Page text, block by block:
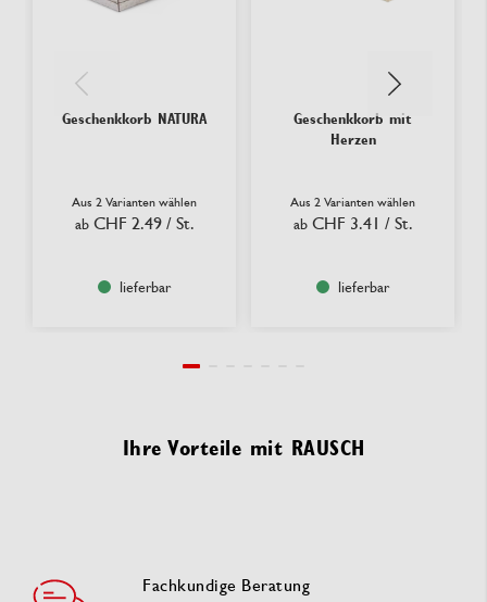
Geschenkkorb NATURA
Aus 2 Varianten wählen
ab CHF 2.49 / St.
lieferbar
Geschenkkorb mit
Herzen
Aus 2 Varianten wählen
ab CHF 3.41 / St.
lieferbar
Ihre Vorteile mit RAUSCH
Fachkundige Beratung